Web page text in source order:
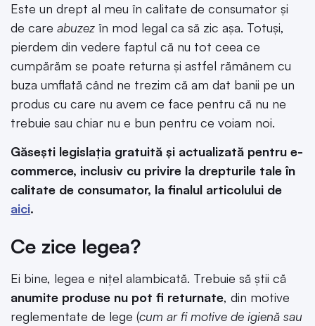
Este un drept al meu în calitate de consumator și
de care abuzez în mod legal ca să zic așa. Totuși,
pierdem din vedere faptul că nu tot ceea ce
cumpărăm se poate returna și astfel rămânem cu
buza umflată când ne trezim că am dat banii pe un
produs cu care nu avem ce face pentru că nu ne
trebuie sau chiar nu e bun pentru ce voiam noi.
Găsești legislația gratuită și actualizată pentru e-
commerce, inclusiv cu privire la drepturile tale în
calitate de consumator, la finalul articolului de
aici.
Ce zice legea?
Ei bine, legea e nițel alambicată. Trebuie să știi că
anumite produse nu pot fi returnate, din motive
reglementate de lege (cum ar fi motive de igienă sau